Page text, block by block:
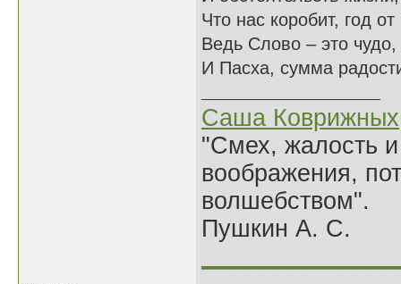
Что нас коробит, год от
Ведь Слово – это
И Пасха, сумма
Саша Коврижных
"Смех, жалость
воображения,
волшебством".
Пушкин А. С.